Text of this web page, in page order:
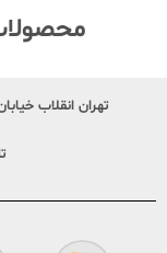
تهران انقلاب خیابان ۱۲ فروردین پایین تر از وحید نظری